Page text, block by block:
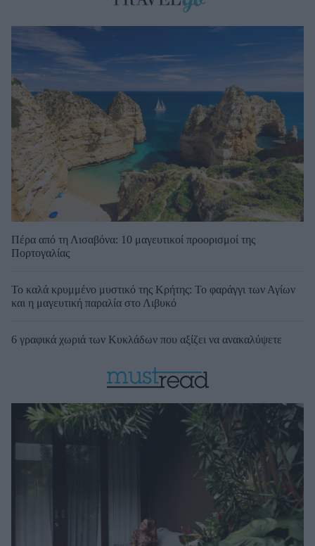
Πέρα από τη Λισαβόνα: 10 μαγευτικοί προορισμοί της
Πορτογαλίας
Το καλά κρυμμένο μυστικό της Κρήτης: Το φαράγγι των Αγίων
και η μαγευτική παραλία στο Λιβυκό
6 γραφικά χωριά των Κυκλάδων που αξίζει να ανακαλύψετε